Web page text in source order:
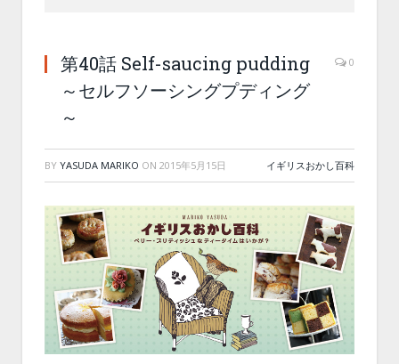
第40話 Self-saucing pudding
～セルフソーシングプディング
～
0
BY YASUDA MARIKO ON 2015年5月15日 イギリスおかし百科